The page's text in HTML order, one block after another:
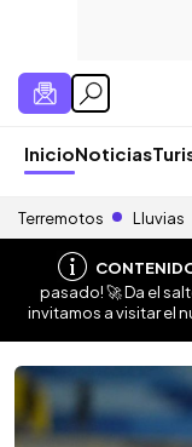
InicioNoticias
Terremotos Lluvias
pasado! 🚀 Da el
invitamos a visitar el